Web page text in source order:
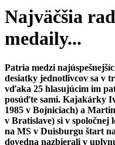
Najväčšia
medaily...
Patria medzi
desiatky jednotlivcov sa v
vďaka 25 hlasujúcim im
posúďte sami. Kajakárky
1985 v Bojniciach) a
v Bratislave) si v
na MS v Duisburgu štart
dovedna nazbierali v